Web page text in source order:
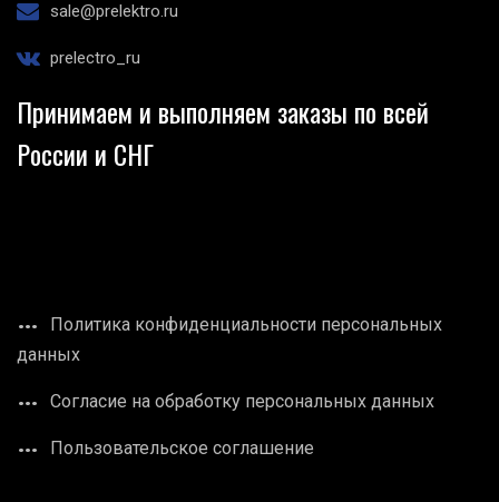
sale@prelektro.ru
prelectro_ru
Принимаем и выполняем заказы по всей
России и СНГ
Политика конфиденциальности персональных
данных
Согласие на обработку персональных данных
Пользовательское соглашение